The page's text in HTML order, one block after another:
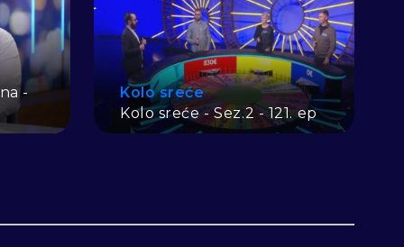
-
Kolo sreće
Kolo sreće - Sez.2 - 121. ep